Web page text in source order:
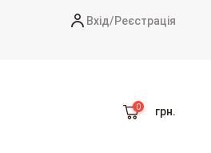
Вхід/Реєстрація
грн.